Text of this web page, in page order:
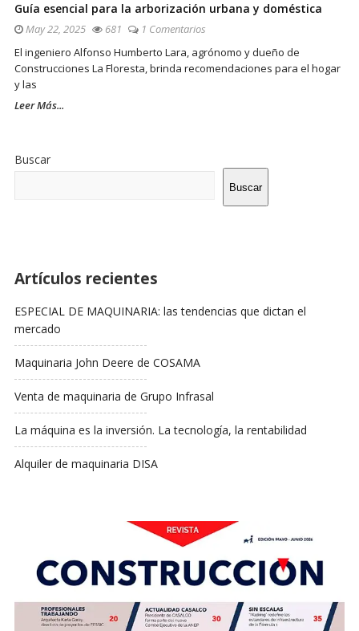
Guía esencial para la arborización urbana y doméstica
May 22, 2025 681
1 Comentarios
El ingeniero Alfonso Humberto Lara, agrónomo y dueño de
Construcciones La Floresta, brinda recomendaciones para el hogar
y las
Leer Más...
De
La
Lateral
Buscar
Buscar
Artículos recientes
ESPECIAL DE MAQUINARIA: las tendencias que dictan el
mercado
Maquinaria John Deere de COSAMA
Venta de maquinaria de Grupo Infrasal
La máquina es la inversión. La tecnología, la rentabilidad
Alquiler de maquinaria DISA